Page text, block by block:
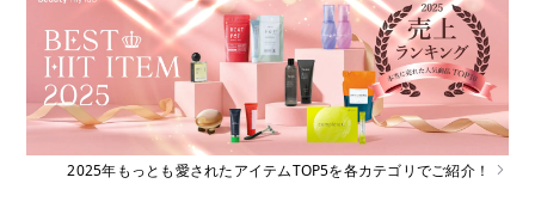
2025年もっとも愛されたアイテムTOP5を各カテゴリでご紹介！